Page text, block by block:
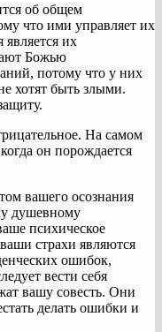
об общем
что ими управляет их
является их
Божью
потому что у них
хотят быть злыми.
На самом
он порождается
вашего осознания
душевному
психическое
страхи являются
ошибок,
вести себя
вашу совесть. Они
делать ошибки и